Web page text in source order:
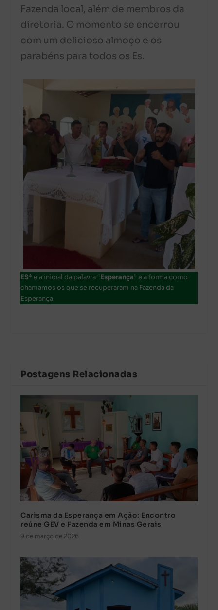
Fazenda local, além de membros da
diretoria. O momento se encerrou
com um delicioso almoço e os
parabéns para todos os Es.
ES* é a inicial da palavra “Esperança” e a forma como
chamamos os que se recuperaram na Fazenda da
Esperança.
Postagens Relacionadas
Carisma da Esperança em Ação: Encontro
reúne GEV e Fazenda em Minas Gerais
9 de março de 2026